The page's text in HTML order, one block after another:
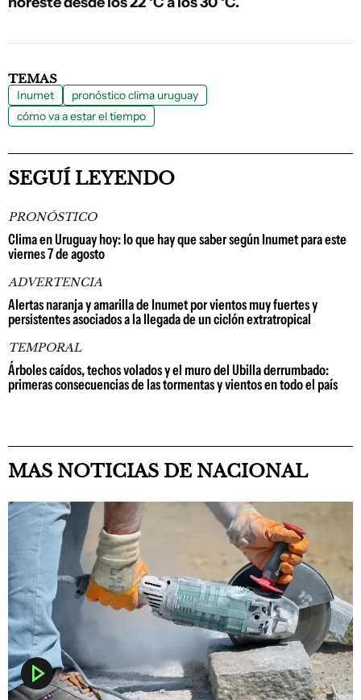
TEMAS
Inumet
pronóstico clima uruguay
cómo va a estar el tiempo
SEGUÍ LEYENDO
PRONÓSTICO
Clima en Uruguay hoy: lo que hay que saber según Inumet para este
viernes 7 de agosto
ADVERTENCIA
Alertas naranja y amarilla de Inumet por vientos muy fuertes y
persistentes asociados a la llegada de un ciclón extratropical
TEMPORAL
Árboles caídos, techos volados y el muro del Ubilla derrumbado:
primeras consecuencias de las tormentas y vientos en todo el país
MAS NOTICIAS DE NACIONAL